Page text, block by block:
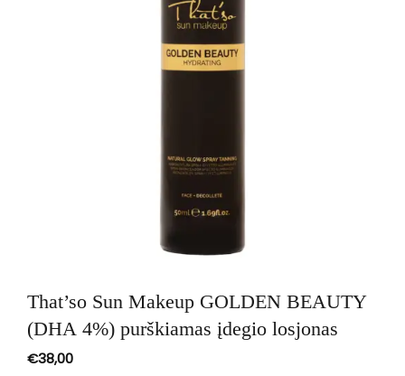
That’so Sun Makeup GOLDEN BEAUTY
(DHA 4%) purškiamas įdegio losjonas
€38,00